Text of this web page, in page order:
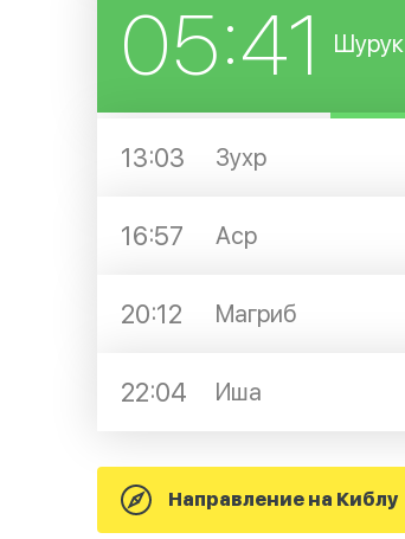
05:41 Шурук
13:03 Зухр
16:57 Аср
20:12 Магриб
22:04 Иша
Направление на Киблу